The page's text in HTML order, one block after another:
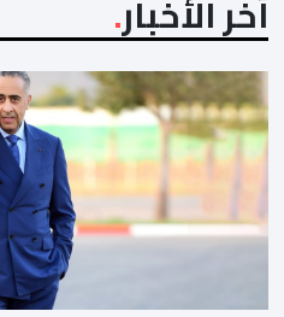
آخر الأخبار